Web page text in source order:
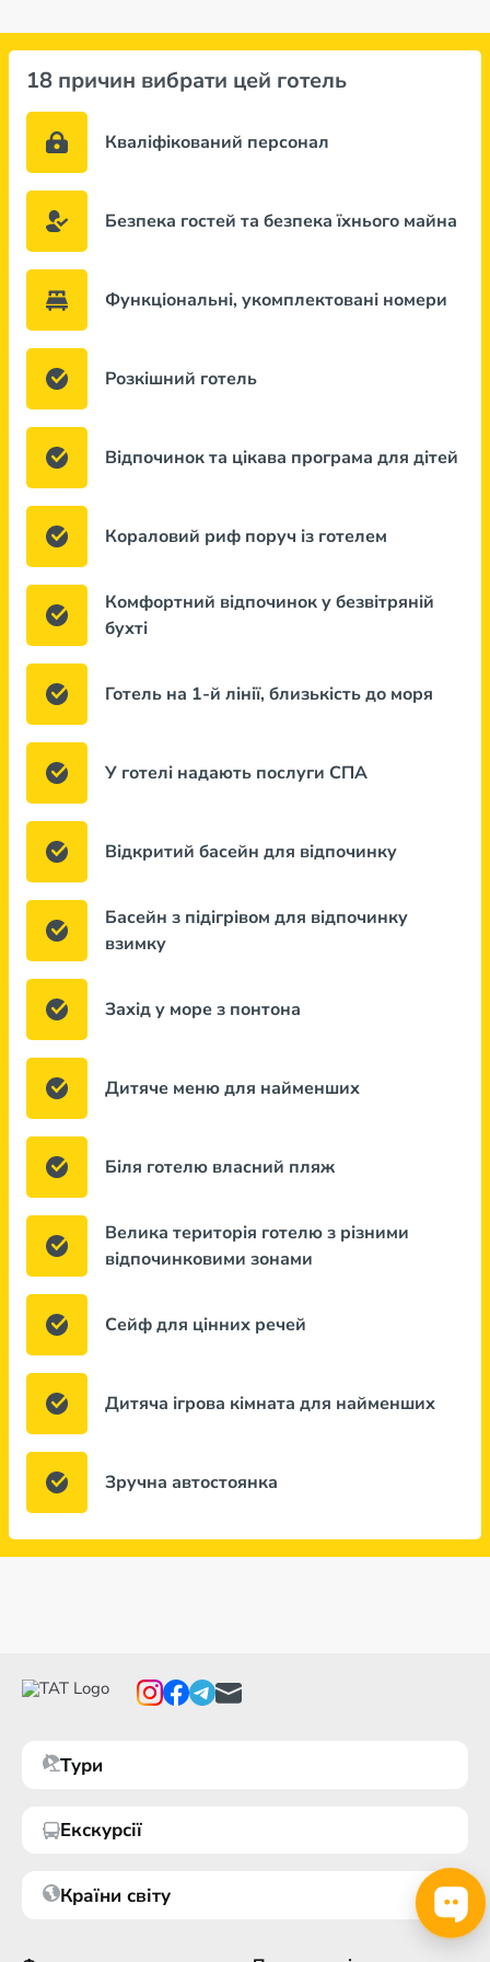
18 причин вибрати цей готель
Кваліфікований персонал
Безпека гостей та безпека їхнього майна
Функціональні, укомплектовані номери
Розкішний готель
Відпочинок та цікава програма для дітей
Кораловий риф поруч із готелем
Комфортний відпочинок у безвітряній
бухті
Готель на 1-й лінії, близькість до моря
У готелі надають послуги СПА
Відкритий басейн для відпочинку
Басейн з підігрівом для відпочинку
взимку
Захід у море з понтона
Дитяче меню для найменших
Біля готелю власний пляж
Велика територія готелю з різними
відпочинковими зонами
Сейф для цінних речей
Дитяча ігрова кімната для найменших
Зручна автостоянка
Тури
Екскурсії
Країни світу